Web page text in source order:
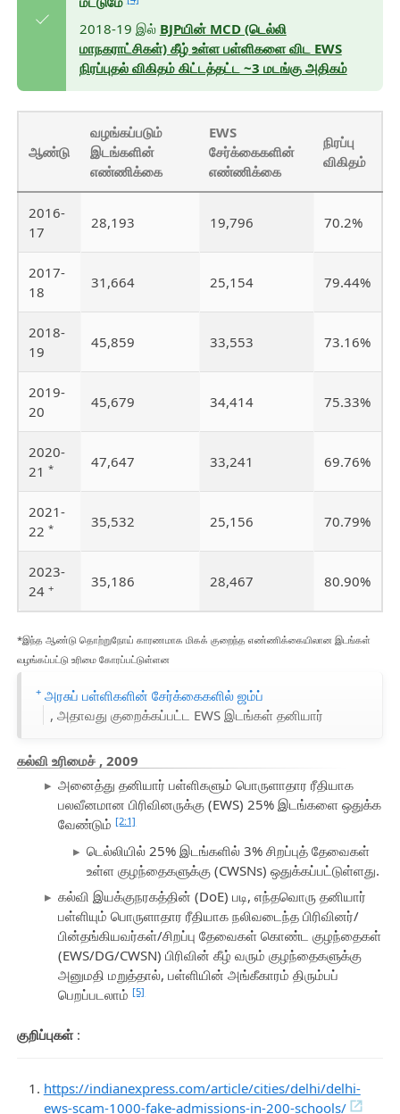
2018-19 இல் BJPயின் MCD (டெல்லி
மாநகராட்சிகள்) கீழ் உள்ள பள்ளிகளை விட EWS
நிரப்புதல் விகிதம் கிட்டத்தட்ட ~3 மடங்கு அதிகம்
ஆண்டு
வழங்கப்படும்
இடங்களின்
எண்ணிக்கை
EWS
சேர்க்கைகளின்
எண்ணிக்கை
நிரப்பு
விகிதம்
2016-
17
28,193 19,796 70.2%
2017-
18
31,664 25,154 79.44%
2018-
19
45,859 33,553 73.16%
2019-
20
45,679 34,414 75.33%
2020-
21 * 47,647 33,241 69.76%
2021-
22 * 35,532 25,156 70.79%
2023-
24 + 35,186 28,467 80.90%
*இந்த ஆண்டு தொற்றுநோய் காரணமாக மிகக் குறைந்த எண்ணிக்கையிலான இடங்கள்
வழங்கப்பட்டு உரிமை கோரப்பட்டுள்ளன
+ அரசுப் பள்ளிகளின் சேர்க்கைகளில் ஜம்ப்
, அதாவது குறைக்கப்பட்ட EWS இடங்கள் தனியார்
கல்வி உரிமைச் , 2009
அனைத்து தனியார் பள்ளிகளும் பொருளாதார ரீதியாக
பலவீனமான பிரிவினருக்கு (EWS) 25% இடங்களை ஒதுக்க
வேண்டும் [2:1]
டெல்லியில் 25% இடங்களில் 3% சிறப்புத் தேவைகள்
உள்ள குழந்தைகளுக்கு (CWSNs) ஒதுக்கப்பட்டுள்ளது.
கல்வி இயக்குநரகத்தின் (DoE) படி, எந்தவொரு தனியார்
பள்ளியும் பொருளாதார ரீதியாக நலிவடைந்த பிரிவினர்/
பின்தங்கியவர்கள்/சிறப்பு தேவைகள் கொண்ட குழந்தைகள்
(EWS/DG/CWSN) பிரிவின் கீழ் வரும் குழந்தைகளுக்கு
அனுமதி மறுத்தால், பள்ளியின் அங்கீகாரம் திரும்பப்
பெறப்படலாம் [5]
குறிப்புகள்:
https://indianexpress.com/article/cities/delhi/delhi-
ews-scam-1000-fake-admissions-in-200-schools/